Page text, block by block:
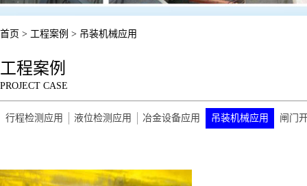
首页 > 工程案例 > 吊装机械应用
工程案例
PROJECT CASE
行程检测应用 液位检测应用 冶金设备应用 吊装机械应用 闸门